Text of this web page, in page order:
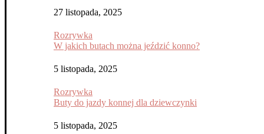
27 listopada, 2025
Rozrywka
W jakich butach można jeździć konno?
5 listopada, 2025
Rozrywka
Buty do jazdy konnej dla dziewczynki
5 listopada, 2025